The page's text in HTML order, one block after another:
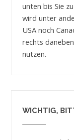
unten bis Sie
wird unter
USA noch
rechts
nutzen.
WICHTIG,